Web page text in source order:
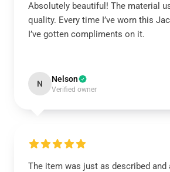
Absolutely beautiful! The material
quality. Every time I’ve worn this
I’ve gotten compliments on it.
N Nelson
Verified owner
The item was just as described and